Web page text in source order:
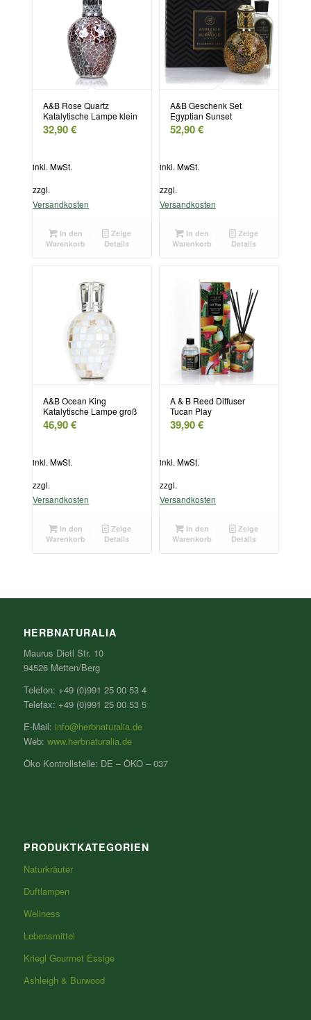
A&B Rose Quartz
Katalytische Lampe klein
32,90€
inkl. MwSt.
zzgl.
Versandkosten
In den
Warenkorb
Zeige
Details
A&B Geschenk Set
Egyptian Sunset
52,90€
inkl. MwSt.
zzgl.
Versandkosten
In den
Warenkorb
Zeige
Details
A&B Ocean King
Katalytische Lampe groß
46,90€
inkl. MwSt.
zzgl.
Versandkosten
In den
Warenkorb
Zeige
Details
A & B Reed Diffuser
Tucan Play
39,90€
inkl. MwSt.
zzgl.
Versandkosten
In den
Warenkorb
Zeige
Details
HERBNATURALIA
Maurus Dietl Str. 10
94526 Metten/Berg
Telefon: +49 (0)991 25 00 53 4
Telefax: +49 (0)991 25 00 53 5
E-Mail: info@herbnaturalia.de
Web: www.herbnaturalia.de
Öko Kontrollstelle: DE – ÖKO – 037
PRODUKTKATEGORIEN
Naturkräuter
Duftlampen
Wellness
Lebensmittel
Kriegl Gourmet Essige
Ashleigh & Burwood